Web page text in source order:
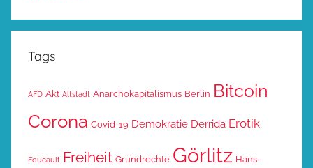
Tags
AFD Akt Altstadt Anarchokapitalismus Berlin Bitcoin
Corona Covid-19 Demokratie Derrida Erotik
Foucault Freiheit Grundrechte Görlitz Hans-